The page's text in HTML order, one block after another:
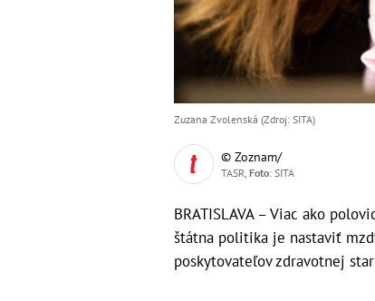
Zuzana Zvolenská (Zdroj: SITA)
© Zoznam/
TASR, Foto: SITA
BRATISLAVA – Viac ako
štátna politika je nastaviť
poskytovateľov zdravotnej